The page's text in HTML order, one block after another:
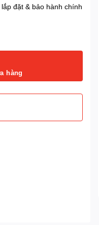
đặt & bảo hành chính
hàng